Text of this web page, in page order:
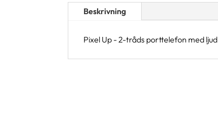
Beskrivning
Pixel Up - 2-tråds porttelefon med ljud